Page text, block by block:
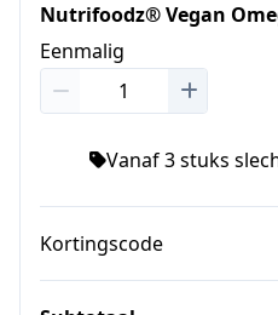
Nutrifoodz® Vegan
Eenmalig
Vanaf 3 stuks
Kortingscode